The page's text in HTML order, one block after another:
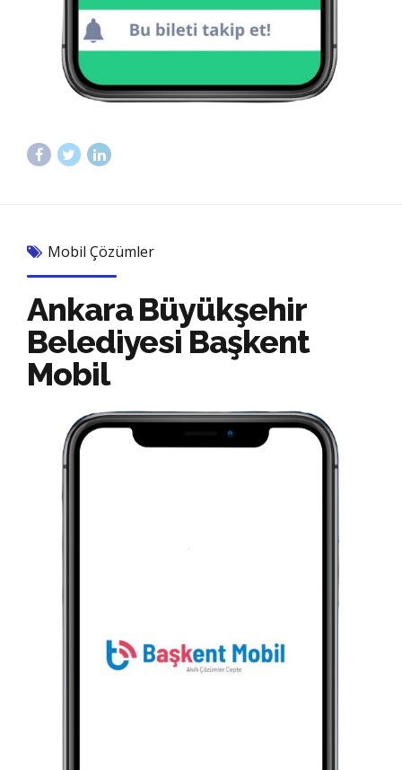
Mobil Çözümler
Ankara Büyükşehir
Belediyesi Başkent
Mobil